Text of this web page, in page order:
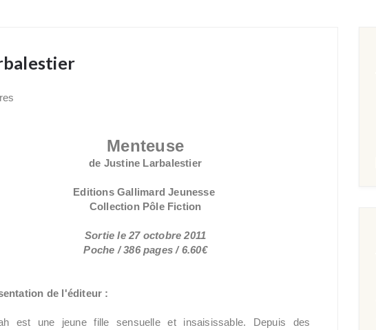
Menteuse
de Justine Larbalestier
Editions Gallimard Jeunesse
Collection Pôle Fiction
Sortie le 27 octobre 2011
Poche / 386 pages /6.60€
de l'éditeur :
est une jeune fille sensuelle et insaisissable. Depuis des